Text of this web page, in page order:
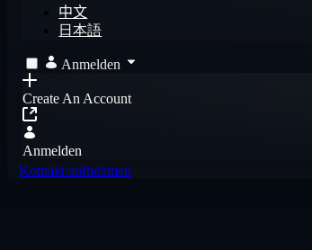
中文
日本語
Anmelden
Create An Account
Anmelden
Kontakt aufnehmen